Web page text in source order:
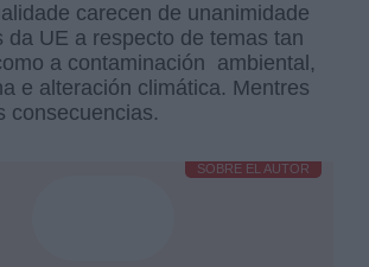
carecen de unanimidade
da UE a respecto de temas tan
a contaminación ambiental,
e alteración climática. Mentres
consecuencias.
SOBRE EL AUTOR